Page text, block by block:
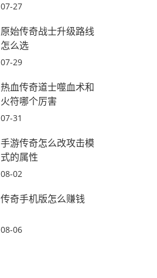
07-27
原始传奇战士升级路线
怎么选
07-29
热血传奇道士噬血术和
火符哪个厉害
07-31
手游传奇怎么改攻击模
式的属性
08-02
传奇手机版怎么赚钱
08-06